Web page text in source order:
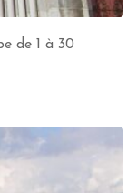
de 1 à 30